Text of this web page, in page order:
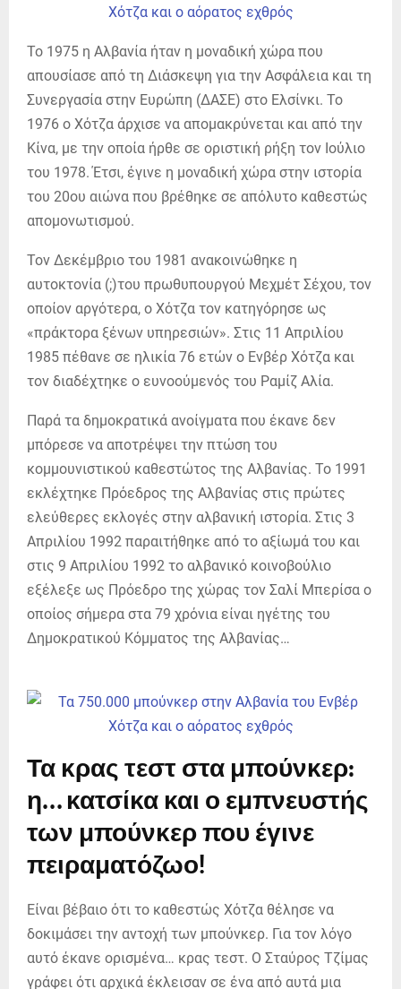
Το 1975 η Αλβανία ήταν η μοναδική χώρα που
απουσίασε από τη Διάσκεψη για την Ασφάλεια και τη
Συνεργασία στην Ευρώπη (ΔΑΣΕ) στο Ελσίνκι. Το
1976 ο Χότζα άρχισε να απομακρύνεται και από την
Κίνα, με την οποία ήρθε σε οριστική ρήξη τον Ιούλιο
του 1978. Έτσι, έγινε η μοναδική χώρα στην ιστορία
του 20ου αιώνα που βρέθηκε σε απόλυτο καθεστώς
απομονωτισμού.
Τον Δεκέμβριο του 1981 ανακοινώθηκε η
αυτοκτονία (;)του πρωθυπουργού Μεχμέτ Σέχου, τον
οποίον αργότερα, ο Χότζα τον κατηγόρησε ως
«πράκτορα ξένων υπηρεσιών». Στις 11 Απριλίου
1985 πέθανε σε ηλικία 76 ετών ο Ενβέρ Χότζα και
τον διαδέχτηκε ο ευνοούμενός του Ραμίζ Αλία.
Παρά τα δημοκρατικά ανοίγματα που έκανε δεν
μπόρεσε να αποτρέψει την πτώση του
κομμουνιστικού καθεστώτος της Αλβανίας. Το 1991
εκλέχτηκε Πρόεδρος της Αλβανίας στις πρώτες
ελεύθερες εκλογές στην αλβανική ιστορία. Στις 3
Απριλίου 1992 παραιτήθηκε από το αξίωμά του και
στις 9 Απριλίου 1992 το αλβανικό κοινοβούλιο
εξέλεξε ως Πρόεδρο της χώρας τον Σαλί Μπερίσα ο
οποίος σήμερα στα 79 χρόνια είναι ηγέτης του
Δημοκρατικού Κόμματος της Αλβανίας…
Τα κρας τεστ στα μπούνκερ:
η… κατσίκα και ο εμπνευστής
των μπούνκερ που έγινε
πειραματόζωο!
Είναι βέβαιο ότι το καθεστώς Χότζα θέλησε να
δοκιμάσει την αντοχή των μπούνκερ. Για τον λόγο
αυτό έκανε ορισμένα… κρας τεστ. Ο Σταύρος Τζίμας
γράφει ότι αρχικά έκλεισαν σε ένα από αυτά μια